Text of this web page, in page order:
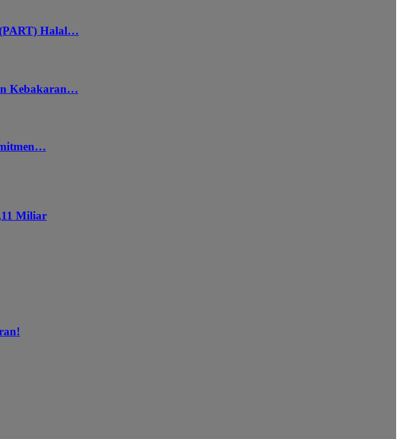
Halal…
Kebakaran…
Miliar